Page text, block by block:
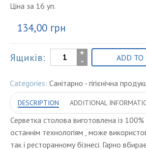
Ціна за 16 уп.
134,00 грн
Ящиків:
Серветки
Malvar
персикова
100
шт
quantity
ADD TO
Categories: Санітарно - гігієнічна
DESCRIPTION ADDITIONAL
Серветка столова виготовлена із
останнім технологіям , може
так і ресторанному бізнесі. Гарно